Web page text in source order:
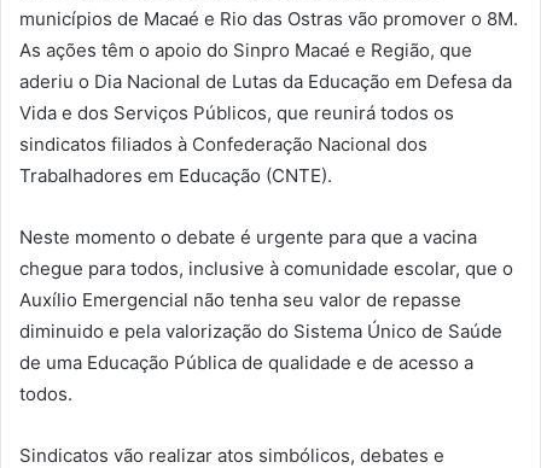
municípios de Macaé e Rio das Ostras vão promover o 8M.
As ações têm o apoio do Sinpro Macaé e Região, que
aderiu o Dia Nacional de Lutas da Educação em Defesa da
Vida e dos Serviços Públicos, que reunirá todos os
sindicatos filiados à Confederação Nacional dos
Trabalhadores em Educação (CNTE).
Neste momento o debate é urgente para que a vacina
chegue para todos, inclusive à comunidade escolar, que o
Auxílio Emergencial não tenha seu valor de repasse
diminuido e pela valorização do Sistema Único de Saúde
de uma Educação Pública de qualidade e de acesso a
todos.
Sindicatos vão realizar atos simbólicos, debates e